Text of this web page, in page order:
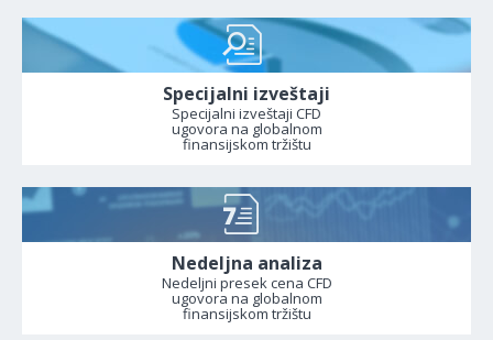
Specijalni izveštaji
Specijalni izveštaji CFD
ugovora na globalnom
finansijskom tržištu
Nedeljna analiza
Nedeljni presek cena CFD
ugovora na globalnom
finansijskom tržištu